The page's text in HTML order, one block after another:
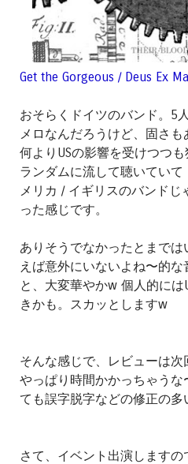
Get the Gorgeous / Deus Ex
おそらくドイツのバンド。5
メロなんだろうけど、固さ
何よりUSの影響を受けつつ
ランダムに流して聴いてい
メリカ / イギリスのバンドじ
った感じです。
ありそうでなかったとまで
えば意外にいないよね〜的な
と、大変華やかw 個人的に
きかも。スカッとしますw
そんな感じで、レビューは次
やっぱり時間かかっちゃう
ても誤字脱字などの修正の多
さて、イベント出演しますの